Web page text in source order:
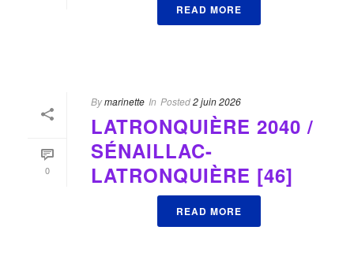
READ MORE
0
Bymarinette In Posted2 juin 2026
LATRONQUIÈRE 2040 /
SÉNAILLAC-
LATRONQUIÈRE [46]
READ MORE